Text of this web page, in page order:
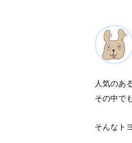
人気のあ
その中で
そんなト